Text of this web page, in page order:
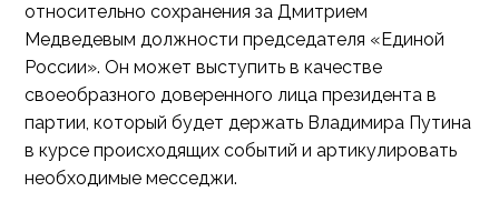
относительно сохранения за Дмитрием
Медведевым должности председателя «Единой
России». Он может выступить в качестве
своеобразного доверенного лица президента в
партии, который будет держать Владимира Путина
в курсе происходящих событий и артикулировать
необходимые месседжи.